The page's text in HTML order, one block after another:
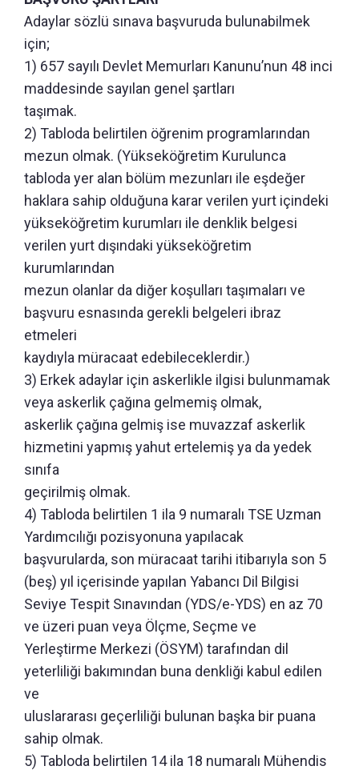
Adaylar sözlü sınava başvuruda bulunabilmek
için;
1) 657 sayılı Devlet Memurları Kanunu’nun 48 inci
maddesinde sayılan genel şartları
taşımak.
2) Tabloda belirtilen öğrenim programlarından
mezun olmak. (Yükseköğretim Kurulunca
tabloda yer alan bölüm mezunları ile eşdeğer
haklara sahip olduğuna karar verilen yurt içindeki
yükseköğretim kurumları ile denklik belgesi
verilen yurt dışındaki yükseköğretim
kurumlarından
mezun olanlar da diğer koşulları taşımaları ve
başvuru esnasında gerekli belgeleri ibraz
etmeleri
kaydıyla müracaat edebileceklerdir.)
3) Erkek adaylar için askerlikle ilgisi bulunmamak
veya askerlik çağına gelmemiş olmak,
askerlik çağına gelmiş ise muvazzaf askerlik
hizmetini yapmış yahut ertelemiş ya da yedek
sınıfa
geçirilmiş olmak.
4) Tabloda belirtilen 1 ila 9 numaralı TSE Uzman
Yardımcılığı pozisyonuna yapılacak
başvurularda, son müracaat tarihi itibarıyla son 5
(beş) yıl içerisinde yapılan Yabancı Dil Bilgisi
Seviye Tespit Sınavından (YDS/e-YDS) en az 70
ve üzeri puan veya Ölçme, Seçme ve
Yerleştirme Merkezi (ÖSYM) tarafından dil
yeterliliği bakımından buna denkliği kabul edilen
ve
uluslararası geçerliliği bulunan başka bir puana
sahip olmak.
5) Tabloda belirtilen 14 ila 18 numaralı Mühendis